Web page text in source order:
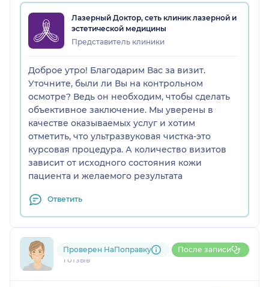
Лазерный Доктор, сеть клиник лазерной и
эстетической медицины
Представитель клиники
Доброе утро! Благодарим Вас за визит.
Уточните, были ли Вы на контрольном
осмотре? Ведь он необходим, чтобы сделать
объективное заключение. Мы уверены в
качестве оказываемых услуг и хотим
отметить, что ультразвуковая чистка-это
курсовая процедура. А количество визитов
зависит от исходного состояния кожи
пациента и желаемого результата
Ответить
790....@....ru
1 отзыв
Проверен НаПоправку После записи